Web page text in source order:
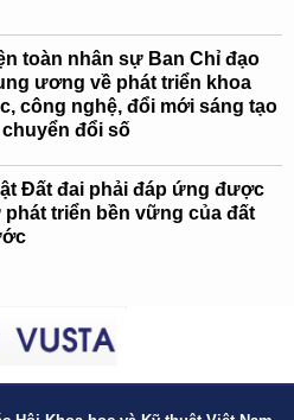
toàn nhân sự Ban Chỉ đạo
ương về phát triển khoa
công nghệ, đổi mới sáng tạo
chuyển đổi số
Đất đai phải đáp ứng được
phát triển bền vững của đất